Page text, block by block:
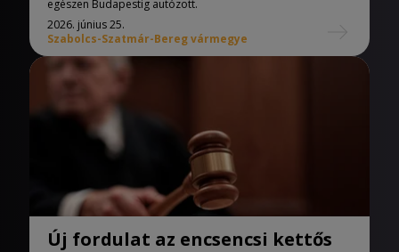
egészen Budapestig autózott.
2026. június 25.
Szabolcs-Szatmár-Bereg vármegye
Új fordulat az encsencsi kettős